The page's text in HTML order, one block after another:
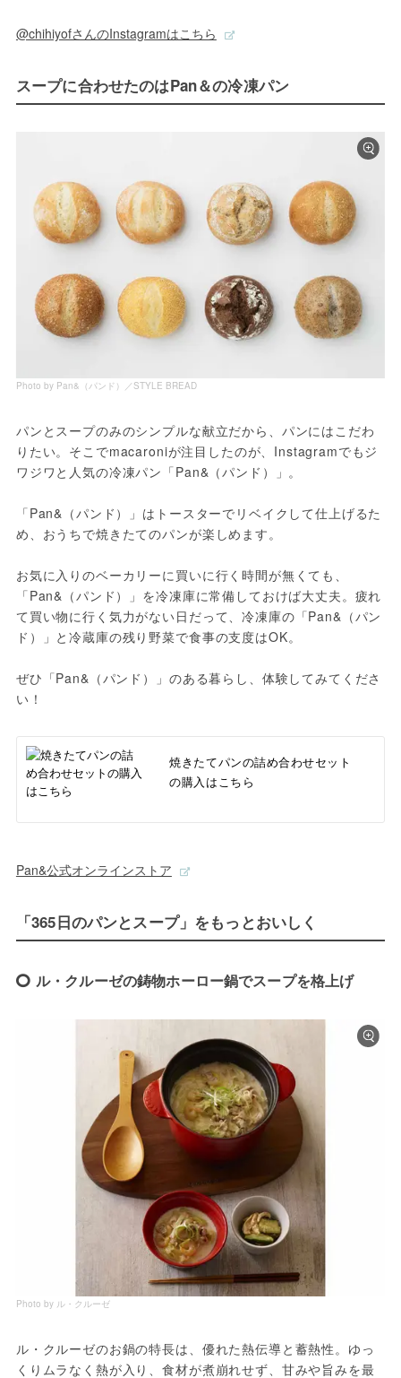
@chihiyofさんのInstagramはこちら
スープに合わせたのはPan＆の冷凍パン
Photo by Pan&（パンド）／STYLE BREAD
パンとスープのみのシンプルな献立だから、パンにはこだわ
りたい。そこでmacaroniが注目したのが、Instagramでもジ
ワジワと人気の冷凍パン「Pan&（パンド）」。
「Pan&（パンド）」はトースターでリベイクして仕上げるた
め、おうちで焼きたてのパンが楽しめます。
お気に入りのベーカリーに買いに行く時間が無くても、
「Pan&（パンド）」を冷凍庫に常備しておけば大丈夫。疲れ
て買い物に行く気力がない日だって、冷凍庫の「Pan&（パン
ド）」と冷蔵庫の残り野菜で食事の支度はOK。
ぜひ「Pan&（パンド）」のある暮らし、体験してみてくださ
い！
焼きたてパンの詰め合わせセット
の購入はこちら
Pan&公式オンラインストア
「365日のパンとスープ」をもっとおいしく
ル・クルーゼの鋳物ホーロー鍋でスープを格上げ
Photo by ル・クルーゼ
ル・クルーゼのお鍋の特長は、優れた熱伝導と蓄熱性。ゆっ
くりムラなく熱が入り、食材が煮崩れせず、甘みや旨みを最